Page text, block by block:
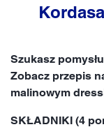
Szukasz
Zobacz przepis
malinowym
SKŁADNIKI (4